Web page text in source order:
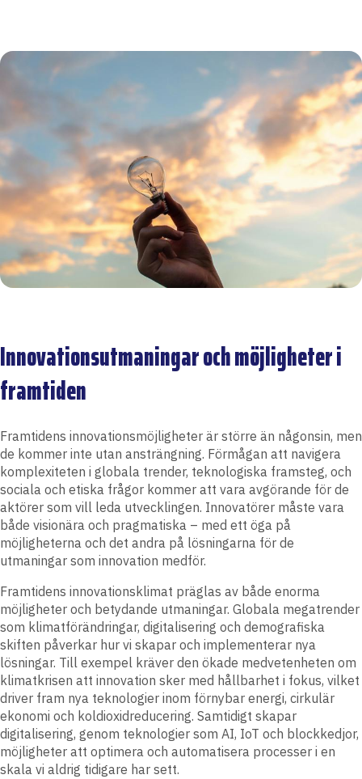
Innovationsutmaningar och möjligheter i
framtiden
Framtidens innovationsmöjligheter är större än någonsin, men
de kommer inte utan ansträngning. Förmågan att navigera
komplexiteten i globala trender, teknologiska framsteg, och
sociala och etiska frågor kommer att vara avgörande för de
aktörer som vill leda utvecklingen. Innovatörer måste vara
både visionära och pragmatiska – med ett öga på
möjligheterna och det andra på lösningarna för de
utmaningar som innovation medför.
Framtidens innovationsklimat präglas av både enorma
möjligheter och betydande utmaningar. Globala megatrender
som klimatförändringar, digitalisering och demografiska
skiften påverkar hur vi skapar och implementerar nya
lösningar. Till exempel kräver den ökade medvetenheten om
klimatkrisen att innovation sker med hållbarhet i fokus, vilket
driver fram nya teknologier inom förnybar energi, cirkulär
ekonomi och koldioxidreducering. Samtidigt skapar
digitalisering, genom teknologier som AI, IoT och blockkedjor,
möjligheter att optimera och automatisera processer i en
skala vi aldrig tidigare har sett.